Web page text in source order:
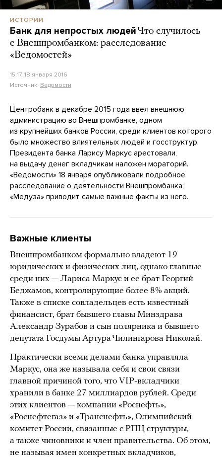
ИСТОРИИ
Банк для непростых людей Что случилось
с Внешпромбанком: расследование
«Ведомостей»
15:17, 18 января 2016
Источник: Ведомости
Центробанк в декабре 2015 года ввел внешнюю
администрацию во Внешпромбанке, одном
из крупнейших банков России, среди клиентов которого
было множество влиятельных людей и госструктур.
Президента банка Ларису Маркус арестовали,
на выдачу денег вкладчикам наложен мораторий.
«Ведомости» 18 января опубликовали подробное
расследование о деятельности Внешпромбанка;
«Медуза» приводит самые важные факты из него.
Важные клиенты
Внешпромбанком формально владеют 19
юридических и физических лиц, однако главные
среди них — Лариса Маркус и ее брат Георгий
Беджамов, контролирующие более 8% акций.
Также в списке совладельцев есть известный
финансист, брат бывшего главы Минздрава
Александр Зурабов и сын полярника и бывшего
депутата Госдумы Артура Чилингарова Николай.
Практически всеми делами банка управляла
Маркус, она же называла себя и свои связи
главной причиной того, что VIP-вкладчики
хранили в банке 27 миллиардов рублей. Среди
этих клиентов — компании «Роснефть»,
«Роснефтегаз» и «Транснефть», Олимпийский
комитет России, связанные с РПЦ структуры,
а также чиновники и член правительства. Об этом,
не называя имен конкретных вкладчиков,